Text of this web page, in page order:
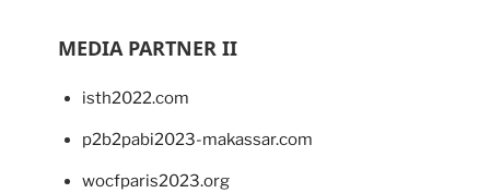
MEDIA PARTNER II
isth2022.com
p2b2pabi2023-makassar.com
wocfparis2023.org